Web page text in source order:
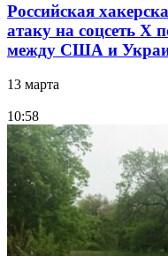
Российская
атаку на соцсеть Х
между США и
13 марта
10:58